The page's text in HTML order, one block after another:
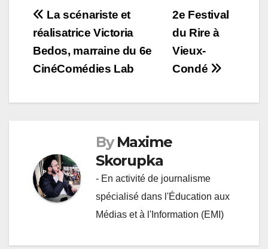
Navigation
de
l’article
2e Festival
du Rire à
Vieux-
Condé
La scénariste et
réalisatrice Victoria
Bedos, marraine du 6e
CinéComédies Lab
By Maxime
Skorupka
- En activité de journalisme
spécialisé dans l'Éducation aux
Médias et à l'Information (EMI)